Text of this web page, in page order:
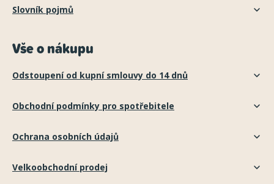
Slovník pojmů
Vše o nákupu
Odstoupení od kupní smlouvy do 14 dnů
Obchodní podmínky pro spotřebitele
Ochrana osobních údajů
Velkoobchodní prodej